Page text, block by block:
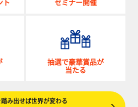
ト セミナー開催
抽選で豪華賞品が
当たる
み出せば世界が変わる